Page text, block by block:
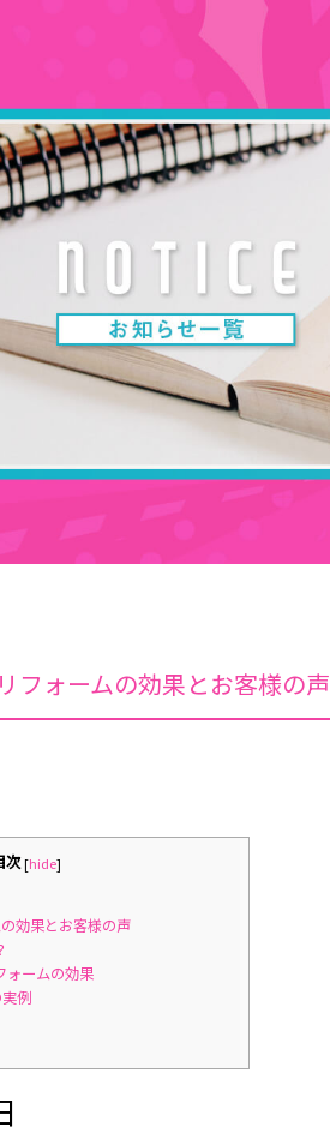
フォームの効果とお客様の声
次[hide]
効果とお客様の声
ームの効果
例